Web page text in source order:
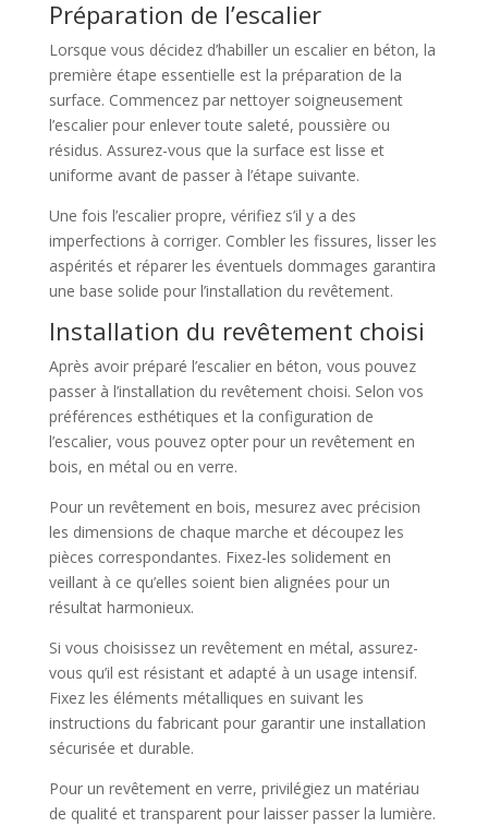
Préparation de l’escalier
Lorsque vous décidez d’habiller un escalier en béton, la
première étape essentielle est la préparation de la
surface. Commencez par nettoyer soigneusement
l’escalier pour enlever toute saleté, poussière ou
résidus. Assurez-vous que la surface est lisse et
uniforme avant de passer à l’étape suivante.
Une fois l’escalier propre, vérifiez s’il y a des
imperfections à corriger. Combler les fissures, lisser les
aspérités et réparer les éventuels dommages garantira
une base solide pour l’installation du revêtement.
Installation du revêtement choisi
Après avoir préparé l’escalier en béton, vous pouvez
passer à l’installation du revêtement choisi. Selon vos
préférences esthétiques et la configuration de
l’escalier, vous pouvez opter pour un revêtement en
bois, en métal ou en verre.
Pour un revêtement en bois, mesurez avec précision
les dimensions de chaque marche et découpez les
pièces correspondantes. Fixez-les solidement en
veillant à ce qu’elles soient bien alignées pour un
résultat harmonieux.
Si vous choisissez un revêtement en métal, assurez-
vous qu’il est résistant et adapté à un usage intensif.
Fixez les éléments métalliques en suivant les
instructions du fabricant pour garantir une installation
sécurisée et durable.
Pour un revêtement en verre, privilégiez un matériau
de qualité et transparent pour laisser passer la lumière.